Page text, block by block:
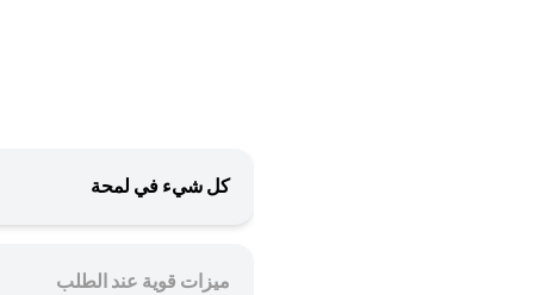
كل شيء في لمحة
ميزات قوية عند الطلب